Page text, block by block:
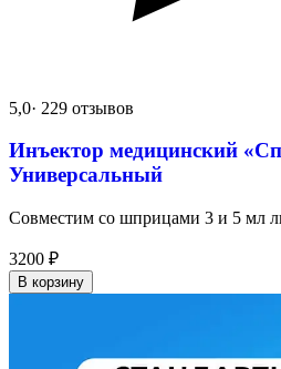
5,0· 229 отзывов
Инъектор медицинский
Универсальный
Совместим со шприцами 3 и 5 мл
3200 ₽
В корзину